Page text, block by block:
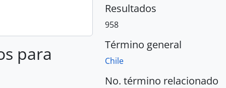
para
Resultados
958
Término general
Chile
No. término relacionado